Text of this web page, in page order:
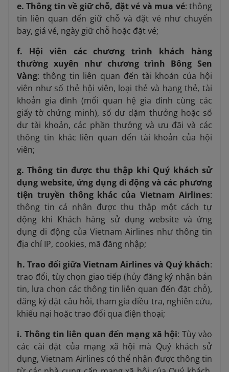
e. Thông tin về giữ chỗ, đặt vé và mua vé: thông
tin liên quan đến giữ chỗ và đặt vé như chuyến
bay, giá vé, ngày giữ chỗ hoặc đặt vé;
f. Hội viên các chương trình khách hàng
thường xuyên như chương trình Bông Sen
Vàng: thông tin liên quan đến tài khoản của hội
viên như số thẻ hội viên, loại thẻ và hạng thẻ, tài
khoản gia đình (mối quan hệ gia đình cùng các
giấy tờ chứng minh), số dư dặm thưởng hoặc số
dư tài khoản, các phần thưởng và ưu đãi và các
thông tin khác liên quan đến tài khoản của hội
viên;
g. Thông tin được thu thập khi Quý khách sử
dụng website, ứng dụng di động và các phương
tiện truyền thông khác của Vietnam Airlines:
thông tin cá nhân được thu thập một cách tự
động khi Khách hàng sử dụng website và ứng
dụng di động của Vietnam Airlines như thông tin
địa chỉ IP, cookies, mã đăng nhập;
h. Trao đổi giữa Vietnam Airlines và Quý khách:
trao đổi, tùy chọn giao tiếp (hủy đăng ký nhận bản
tin, lựa chọn các thông tin liên quan đến đặt chỗ),
đăng ký đặt câu hỏi, tham gia điều tra, nghiên cứu,
khiếu nại hoặc trao đổi qua điện thoại;
i. Thông tin liên quan đến mạng xã hội: Tùy vào
các cài đặt của mạng xã hội mà Quý khách sử
dụng, Vietnam Airlines có thể nhận được thông tin